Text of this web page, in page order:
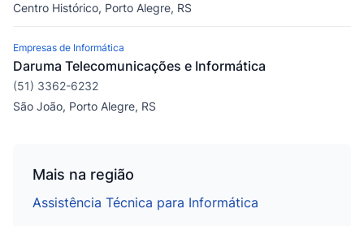
Centro Histórico, Porto Alegre, RS
Empresas de Informática
Daruma Telecomunicações e Informática
(51) 3362-6232
São João, Porto Alegre, RS
Mais na região
Assistência Técnica para Informática